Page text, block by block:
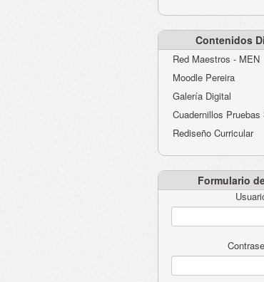
Contenidos
Red Maestros - MEN
Moodle Pereira
Galería Digital
Cuadernillos Pruebas
Rediseño Curricular
Formulario